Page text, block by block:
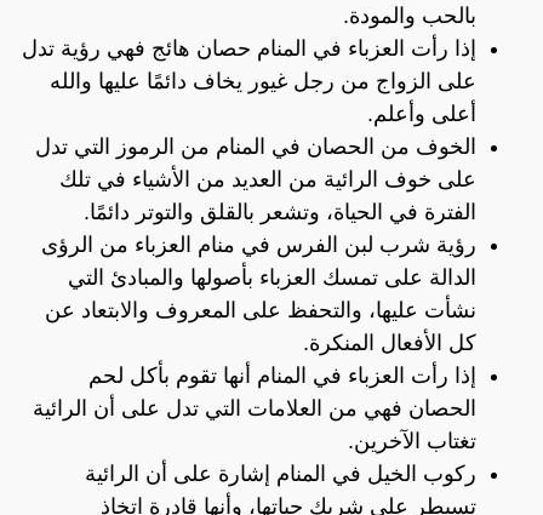
بالحب والمودة.
إذا رأت العزباء في المنام حصان هائج فهي رؤية تدل
على الزواج من رجل غيور يخاف دائمًا عليها والله
أعلى وأعلم.
الخوف من الحصان في المنام من الرموز التي تدل
على خوف الرائية من العديد من الأشياء في تلك
الفترة في الحياة، وتشعر بالقلق والتوتر دائمًا.
رؤية شرب لبن الفرس في منام العزباء من الرؤى
الدالة على تمسك العزباء بأصولها والمبادئ التي
نشأت عليها، والتحفظ على المعروف والابتعاد عن
كل الأفعال المنكرة.
إذا رأت العزباء في المنام أنها تقوم بأكل لحم
الحصان فهي من العلامات التي تدل على أن الرائية
تغتاب الآخرين.
ركوب الخيل في المنام إشارة على أن الرائية
تسيطر على شريك حياتها، وأنها قادرة اتخاذ